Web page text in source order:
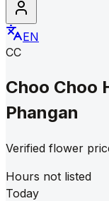
EN
CC
Choo Choo
Phangan
Verified flower
Hours not listed
Today